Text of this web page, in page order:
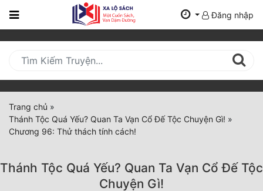
Trang
Mới
Cập
Nhật
(current)
BXH
Đăng nhập
Trang chủ »
Thánh Tộc Quá Yếu? Quan Ta Vạn Cổ Đế Tộc Chuyện Gì! »
Chương 96: Thử thách tính cách!
Thánh Tộc Quá Yếu? Quan Ta Vạn Cổ Đế Tộc
Chuyện Gì!